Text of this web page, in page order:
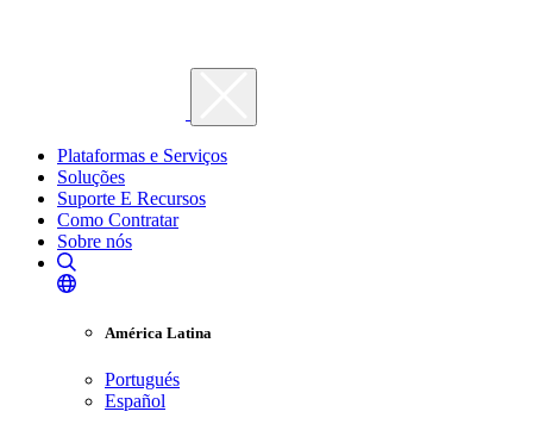
Plataformas e Serviços
Soluções
Suporte E Recursos
Como Contratar
Sobre nós
América Latina
Portugués
Español